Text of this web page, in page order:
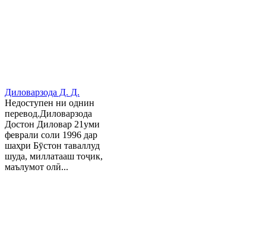
Диловарзода Д. Д.
Недоступен ни однин
перевод.Диловарзода
Достон Диловар 21уми
феврали соли 1996 дар
шаҳри Бӯстон таваллуд
шуда, миллатааш тоҷик,
маълумот олӣ...